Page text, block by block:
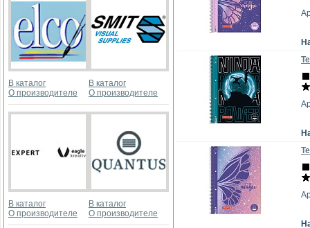
В каталог
О производителе
В каталог
О производителе
В каталог
О производителе
В каталог
О производителе